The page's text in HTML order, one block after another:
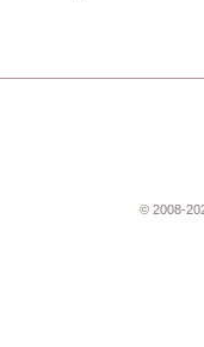
© 2008-